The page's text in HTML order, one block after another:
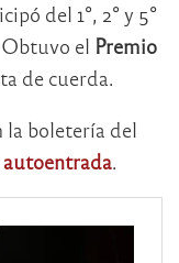
del 1°, 2° y 5°
Obtuvo el Premio
de cuerda.
la boletería del
autoentrada.